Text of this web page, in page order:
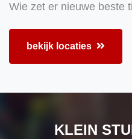
Wie zet er nieuwe beste
bekijk locaties
KLEIN